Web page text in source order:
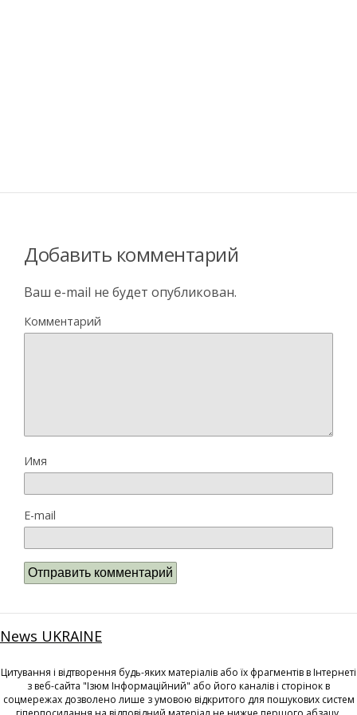
Добавить комментарий
Ваш e-mail не будет опубликован.
Комментарий
Имя
E-mail
News UKRAINE
Цитування і відтворення будь-яких матеріалів або їх фрагментів в Інтернеті
з веб-сайта "Ізюм Інформаційний" або його каналів і сторінок в
соцмережах дозволено лише з умовою відкритого для пошукових систем